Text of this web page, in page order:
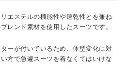
エステルの機能性や速乾性とを兼ね
レンド素材を使用したスーツです。
ーが付いているため、体型変化に対
方で急遽スーツを着なくてはいけな